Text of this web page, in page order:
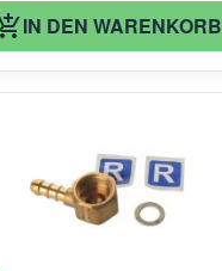
IN DEN WARENKORB